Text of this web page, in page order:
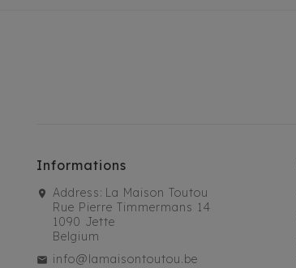
Informations
Address: La Maison Toutou
Rue Pierre Timmermans 14
1090 Jette
Belgium
info@lamaisontoutou.be